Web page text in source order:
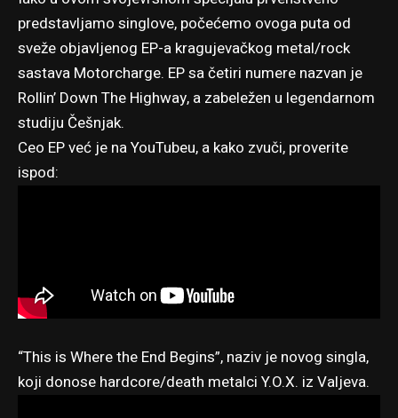
predstavljamo singlove, počećemo ovoga puta od
sveže objavljenog EP-a kragujevačkog metal/rock
sastava Motorcharge. EP sa četiri numere nazvan je
Rollin’ Down The Highway, a zabeležen u legendarnom
studiju Češnjak.
Ceo EP već je na YouTubeu, a kako zvuči, proverite
ispod:
“This is Where the End Begins”, naziv je novog singla,
koji donose hardcore/death metalci Y.O.X. iz Valjeva.